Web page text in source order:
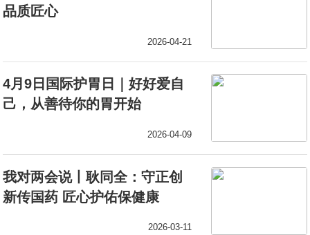
品质匠心
2026-04-21
4月9日国际护胃日｜好好爱自
己，从善待你的胃开始
2026-04-09
我对两会说丨耿同全：守正创
新传国药 匠心护佑保健康
2026-03-11